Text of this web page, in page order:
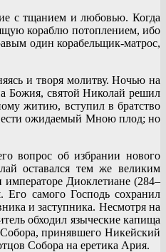
с тщанием и любовью. Когда
кораблю потоплением, ибо
один корабельщик-матрос,
и творя молитву. Ночью на
Божия, святой Николай решил
житию, вступил в братство
ожидаемый Мною плод; но
вопрос об избрании нового
оставался тем же великим
Диоклетиане (284–
самого Господь сохранил
и заступника. Несмотря на
обходил языческие капища
принявшего Никейский
Собора на еретика Ария.